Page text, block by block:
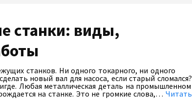
станки: виды,
станков. Ни одного токарного, ни одного
новый вал для насоса, если старый сломался?
Любая металлическая деталь на промышленном
на станке. Это не громкие слова,… Читать